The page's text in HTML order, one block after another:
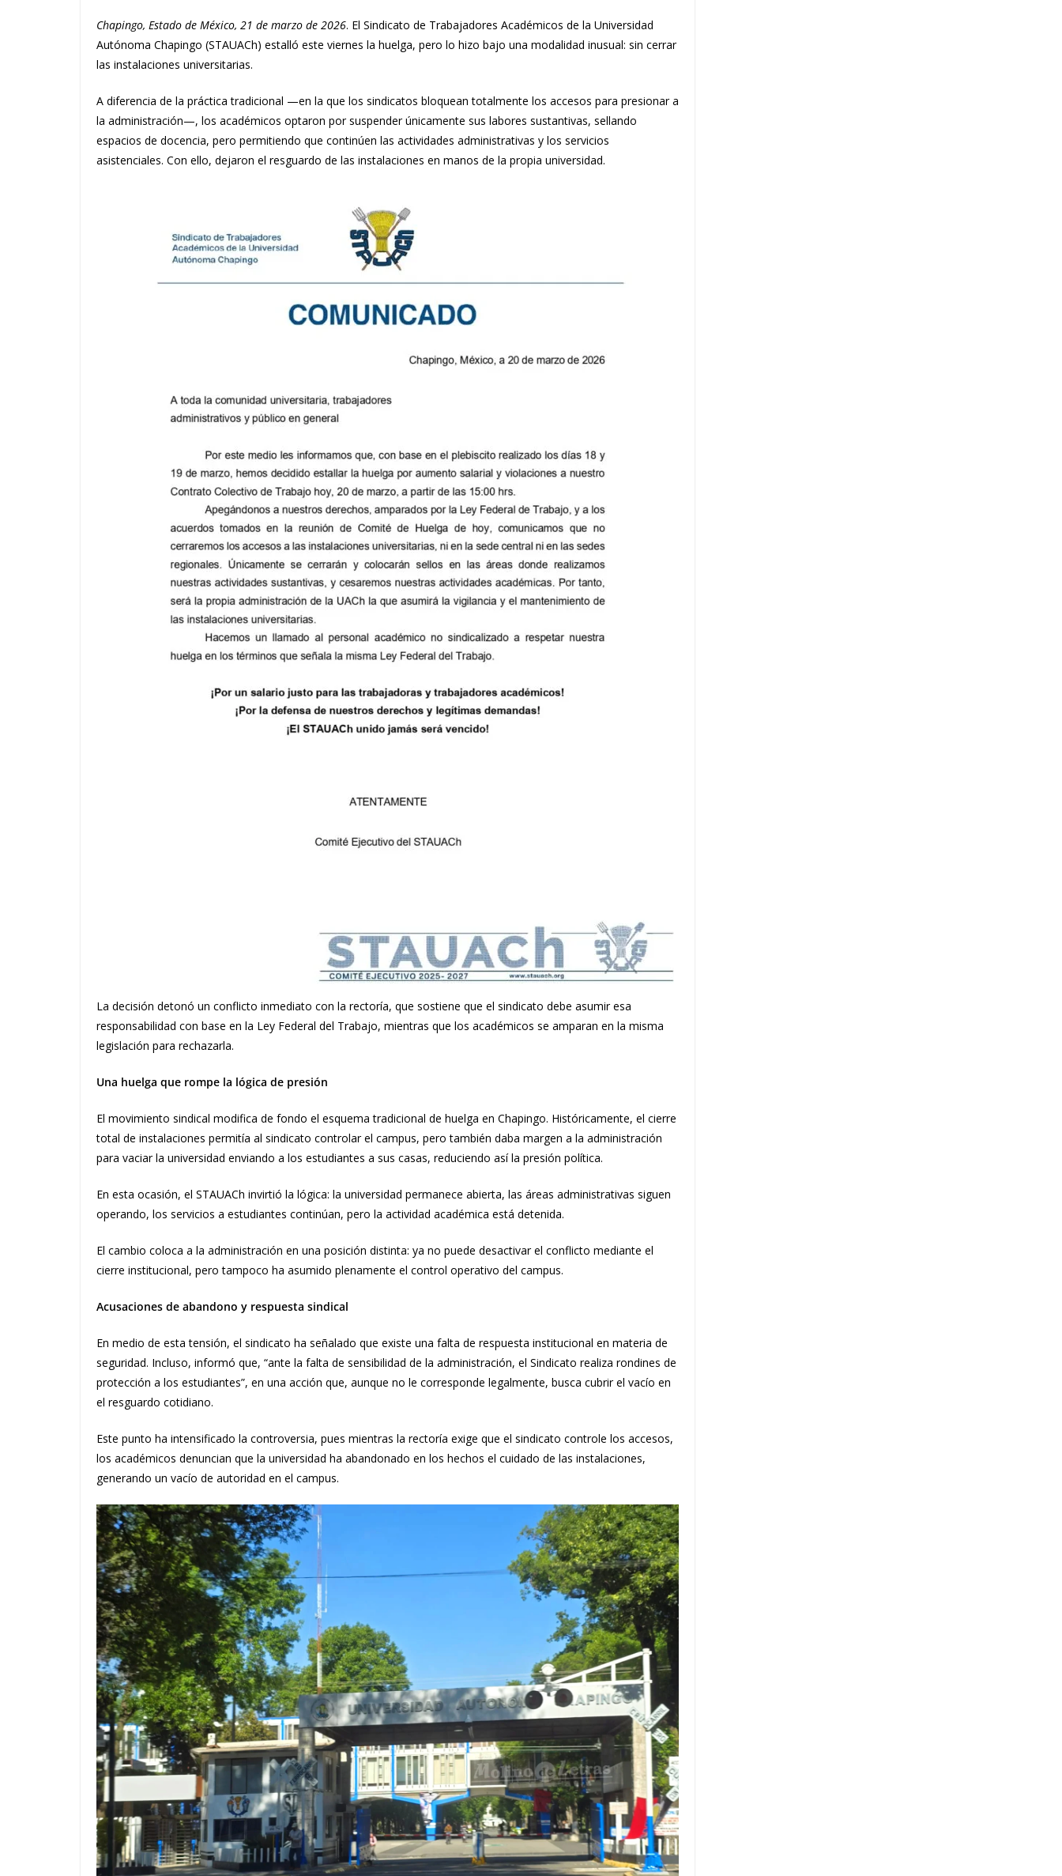
Chapingo, Estado de México, 21 de marzo de 2026. El Sindicato de Trabajadores Académicos de la Universidad
Autónoma Chapingo (STAUACh) estalló este viernes la huelga, pero lo hizo bajo una modalidad inusual: sin cerrar
las instalaciones universitarias.
A diferencia de la práctica tradicional —en la que los sindicatos bloquean totalmente los accesos para presionar a
la administración—, los académicos optaron por suspender únicamente sus labores sustantivas, sellando
espacios de docencia, pero permitiendo que continúen las actividades administrativas y los servicios
asistenciales. Con ello, dejaron el resguardo de las instalaciones en manos de la propia universidad.
La decisión detonó un conflicto inmediato con la rectoría, que sostiene que el sindicato debe asumir esa
responsabilidad con base en la Ley Federal del Trabajo, mientras que los académicos se amparan en la misma
legislación para rechazarla.
Una huelga que rompe la lógica de presión
El movimiento sindical modifica de fondo el esquema tradicional de huelga en Chapingo. Históricamente, el cierre
total de instalaciones permitía al sindicato controlar el campus, pero también daba margen a la administración
para vaciar la universidad enviando a los estudiantes a sus casas, reduciendo así la presión política.
En esta ocasión, el STAUACh invirtió la lógica: la universidad permanece abierta, las áreas administrativas siguen
operando, los servicios a estudiantes continúan, pero la actividad académica está detenida.
El cambio coloca a la administración en una posición distinta: ya no puede desactivar el conflicto mediante el
cierre institucional, pero tampoco ha asumido plenamente el control operativo del campus.
Acusaciones de abandono y respuesta sindical
En medio de esta tensión, el sindicato ha señalado que existe una falta de respuesta institucional en materia de
seguridad. Incluso, informó que, “ante la falta de sensibilidad de la administración, el Sindicato realiza rondines de
protección a los estudiantes”, en una acción que, aunque no le corresponde legalmente, busca cubrir el vacío en
el resguardo cotidiano.
Este punto ha intensificado la controversia, pues mientras la rectoría exige que el sindicato controle los accesos,
los académicos denuncian que la universidad ha abandonado en los hechos el cuidado de las instalaciones,
generando un vacío de autoridad en el campus.